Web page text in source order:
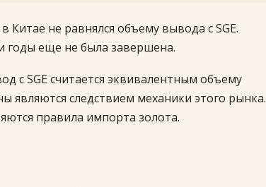
Китае не равнялся объему вывода с SGE.
годы еще не была завершена.
с SGE считается эквивалентным объему
являются следствием механики этого рынка.
правила импорта золота.